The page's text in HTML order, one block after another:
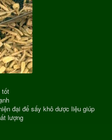
tốt
đại để sấy khô dược liệu giúp
lượng